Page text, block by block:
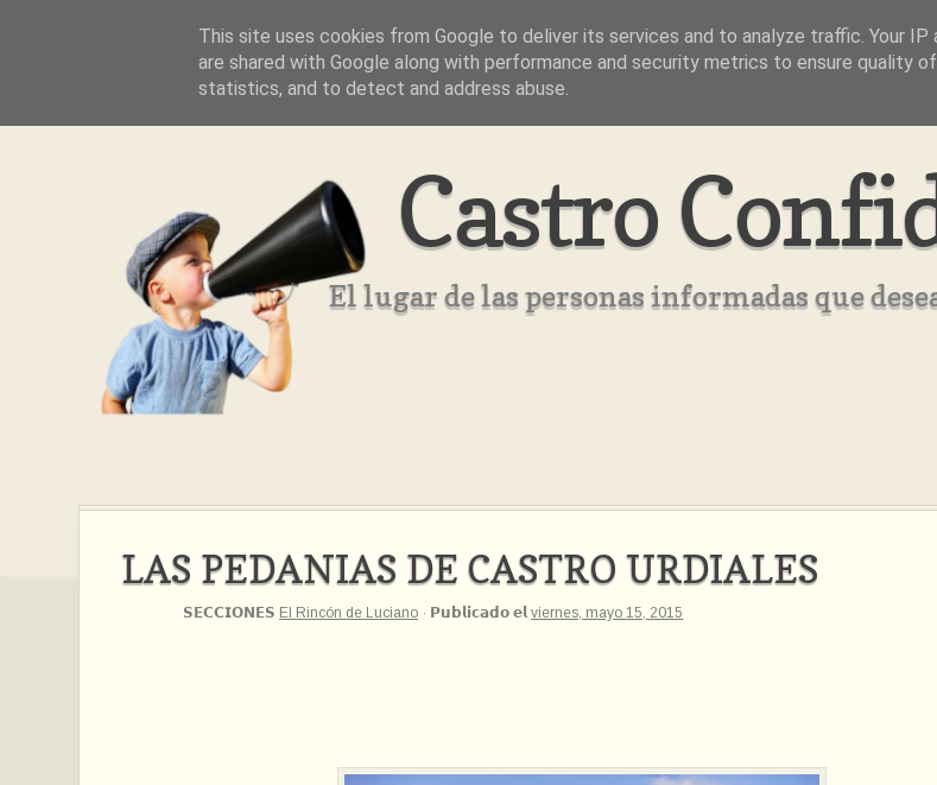
Aviso Legal Quienes Somos ??
Castro
El lugar de las personas informadas que
LAS PEDANIAS DE CASTRO URDIALES
𝗦𝗘𝗖𝗖𝗜𝗢𝗡𝗘𝗦 El Rincón de Luciano · 𝗣𝘂𝗯𝗹𝗶𝗰𝗮𝗱𝗼 𝗲𝗹viernes, mayo 15, 2015
This site uses cookies from Google to deliver its services and to analyze traffic. Your IP
are shared with Google along with performance and security metrics to ensure quality
statistics, and to detect and address abuse.